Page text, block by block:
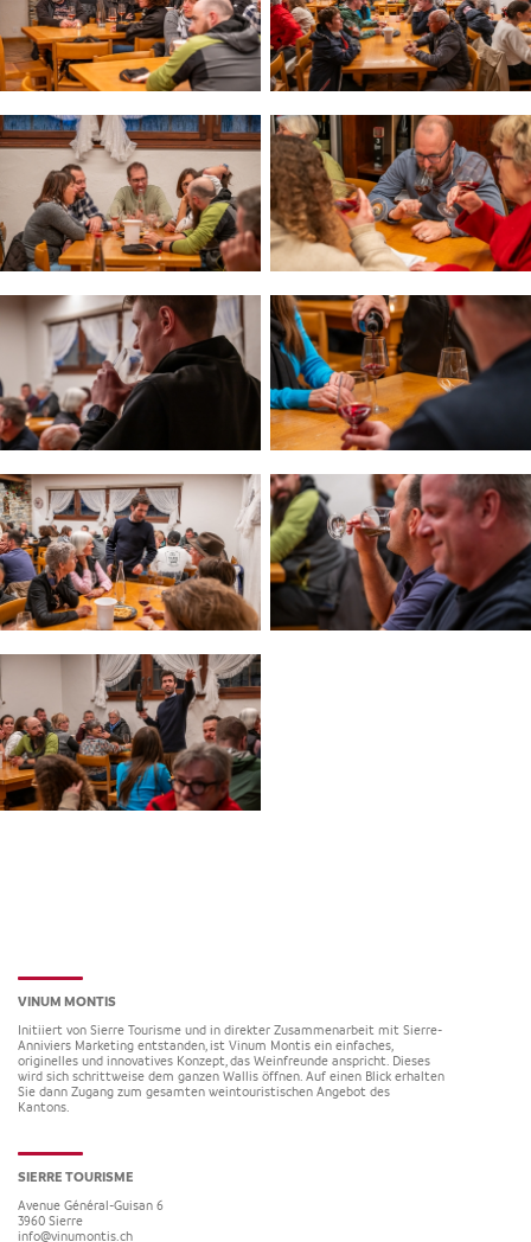
VINUM MONTIS
Initiiert von Sierre Tourisme und in direkter Zusammenarbeit mit Sierre-
Anniviers Marketing entstanden, ist Vinum Montis ein einfaches,
originelles und innovatives Konzept, das Weinfreunde anspricht. Dieses
wird sich schrittweise dem ganzen Wallis öffnen. Auf einen Blick erhalten
Sie dann Zugang zum gesamten weintouristischen Angebot des
Kantons.
SIERRE TOURISME
Avenue Général-Guisan 6
3960 Sierre
info@vinumontis.ch